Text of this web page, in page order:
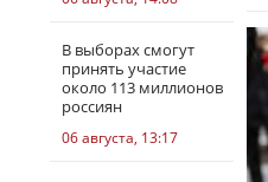
В выборах смогут
принять участие
около 113 миллионов
россиян
06 августа, 13:17